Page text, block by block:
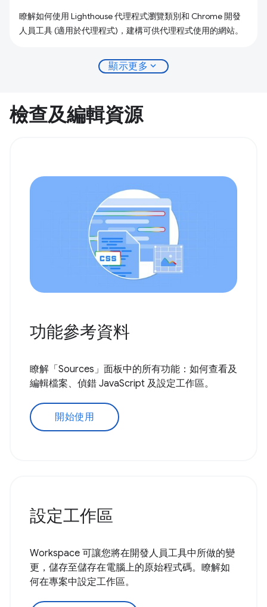
瞭解如何使用 Lighthouse 代理程式瀏覽類別和 Chrome 開發
人員工具 (適用於代理程式)，建構可供代理程式使用的網站。
顯示更多 expand_more
檢查及編輯資源
功能參考資料
瞭解「Sources」面板中的所有功能：如何查看及
編輯檔案、偵錯 JavaScript 及設定工作區。
開始使用
設定工作區
Workspace 可讓您將在開發人員工具中所做的變
更，儲存至儲存在電腦上的原始程式碼。瞭解如
何在專案中設定工作區。